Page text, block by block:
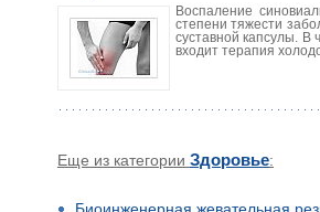
Воспаление
степени тяжести
суставной капсулы. В
входит терапия
Еще из категории Здоровье:
Биоинженерная жевательная